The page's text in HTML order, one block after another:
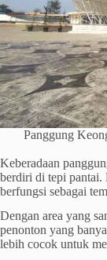
Panggung
Keberadaan
berdiri di tepi pantai.
berfungsi sebagai
Dengan area yang
penonton yang
lebih cocok untuk